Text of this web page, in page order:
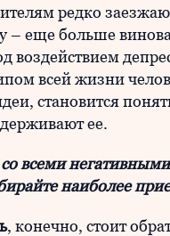
редко
– еще больше
воздействием
всей жизни
становится
ее.
всеми
наиболее
, конечно, стоит